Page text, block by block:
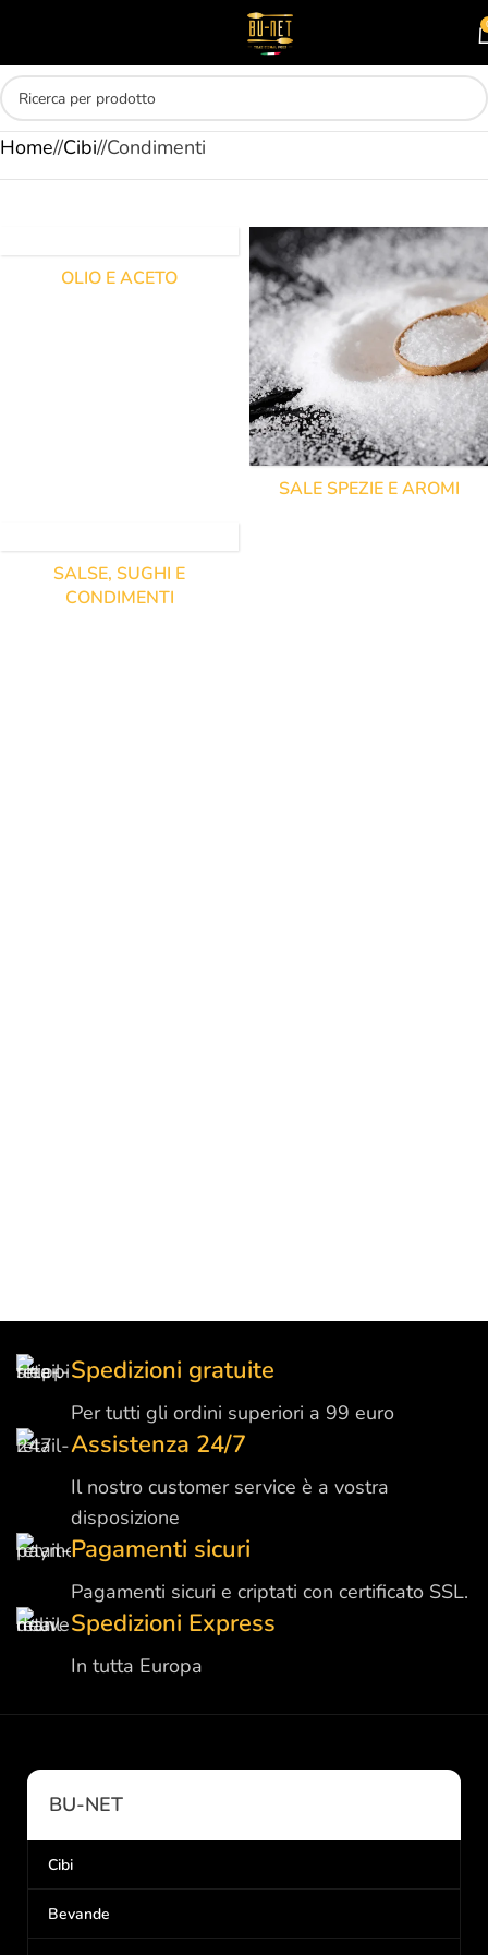
Home/ Cibi/ Condimenti
OLIO E ACETO
SALE SPEZIE E AROMI
SALSE, SUGHI E
CONDIMENTI
Spedizioni gratuite
Per tutti gli ordini superiori a 99 euro
Assistenza 24/7
Il nostro customer service è a vostra
disposizione
Pagamenti sicuri
Pagamenti sicuri e criptati con certificato SSL.
Spedizioni Express
In tutta Europa
BU-NET
Cibi
Bevande